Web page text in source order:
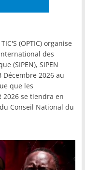
(OPTIC) organise
des
(SIPEN), SIPEN
Décembre 2026 au
que les
2026 se tiendra en
Conseil National du